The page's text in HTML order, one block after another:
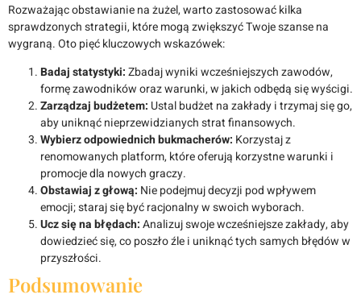
Rozważając obstawianie na żużel, warto zastosować kilka
sprawdzonych strategii, które mogą zwiększyć Twoje szanse na
wygraną. Oto pięć kluczowych wskazówek:
Badaj statystyki:Zbadaj wyniki wcześniejszych zawodów,
formę zawodników oraz warunki, w jakich odbędą się wyścigi.
Zarządzaj budżetem: Ustal budżet na zakłady i trzymaj się go,
aby uniknąć nieprzewidzianych strat finansowych.
Wybierz odpowiednich bukmacherów: Korzystaj z
renomowanych platform, które oferują korzystne warunki i
promocje dla nowych graczy.
Obstawiaj z głową: Nie podejmuj decyzji pod wpływem
emocji; staraj się być racjonalny w swoich wyborach.
Ucz się na błędach:Analizuj swoje wcześniejsze zakłady, aby
dowiedzieć się, co poszło źle i uniknąć tych samych błędów w
przyszłości.
Podsumowanie